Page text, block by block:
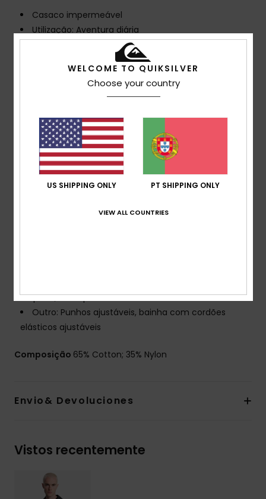
Casaco impermeável
Utilização: Aventura diária
Tecnologia 5K DryFlight® para uma melhor
impermeabilização
a partir de garrafas de plástico
Tratamento repelente de água sem PFC e de longa
duração
Tecido: 53% poliéster, 47% poliéster reciclado, 117
no peito, bolso para multimédia interior
Outro: Punhos ajustáveis, bainha com cordões
elásticos ajustáveis
Composição 65% Cotton; 35% Nylon
Envio& Devoluciones
Vistos recentemente
WELCOME TO QUIKSILVER
Choose your country
US SHIPPING ONLY PT SHIPPING ONLY
VIEW ALL COUNTRIES